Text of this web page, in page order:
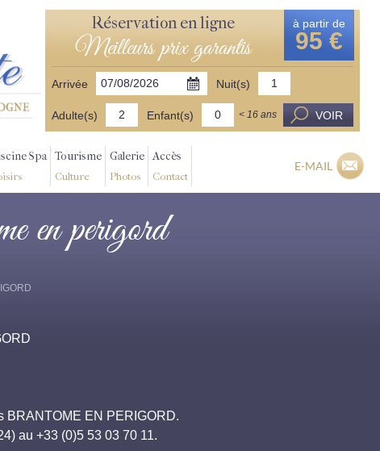
Réservation en ligne
Meilleurs prix garantis
à partir de
95 €
Arrivée Nuit(s)
Adulte(s) Enfant(s) < 16 ans VOIR
Spa Tourisme
Culture
Galerie
Photos
Accès
Contact
E-MAIL
en perigord
BRANTOME EN PERIGORD.
au +33 (0)5 53 03 70 11.